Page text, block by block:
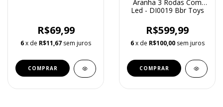
R$69,99
6x de R$11,67 sem juros
Aranha 3 Rodas Com
Led - DI0019 Bbr Toys
R$599,99
6 x de R$100,00 sem juros